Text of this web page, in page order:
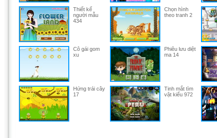
Thiết kế
người mẫu
434
Chọn hình
theo tranh 2
Cô gái gom
xu
Phiêu lưu diệt
ma 14
Hứng trái cây
17
Tinh mắt tìm
vật kiểu 972